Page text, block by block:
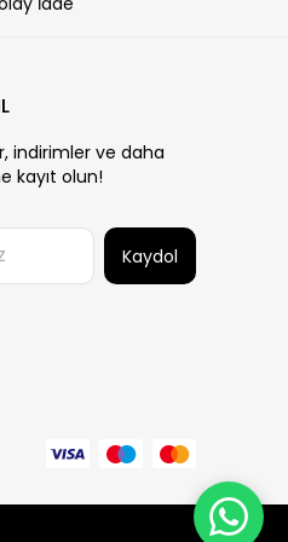
indirimler ve daha
kayıt olun!
Kaydol